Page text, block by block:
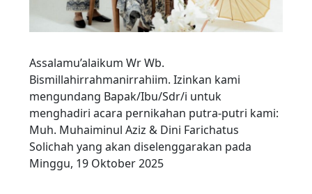
Assalamu’alaikum Wr Wb.
Bismillahirrahmanirrahiim. Izinkan kami
mengundang Bapak/Ibu/Sdr/i untuk
menghadiri acara pernikahan putra-putri kami:
Muh. Muhaiminul Aziz & Dini Farichatus
Solichah yang akan diselenggarakan pada
Minggu, 19 Oktober 2025